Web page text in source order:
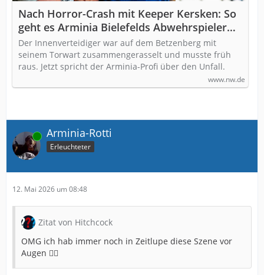
Nach Horror-Crash mit Keeper Kersken: So
geht es Arminia Bielefelds Abwehrspieler
Bauer
Der Innenverteidiger war auf dem Betzenberg mit
seinem Torwart zusammengerasselt und musste früh
raus. Jetzt spricht der Arminia-Profi über den Unfall.
www.nw.de
Online Arminia-Rotti
Erleuchteter
12. Mai 2026 um 08:48
Zitat von Hitchcock
OMG ich hab immer noch in Zeitlupe diese Szene vor
Augen 🤦‍♂️